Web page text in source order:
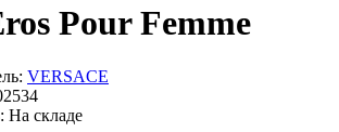
Pour Femme
VERSACE
На складе